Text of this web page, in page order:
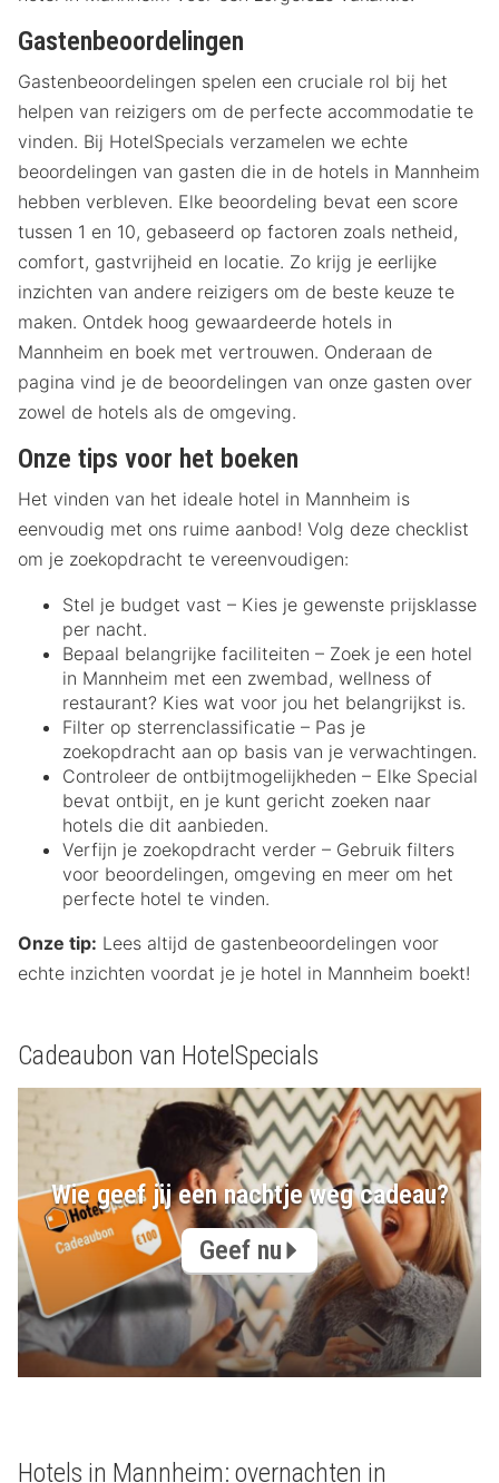
Gastenbeoordelingen
Gastenbeoordelingen spelen een cruciale rol bij het
helpen van reizigers om de perfecte accommodatie te
vinden. Bij HotelSpecials verzamelen we echte
beoordelingen van gasten die in de hotels in Mannheim
hebben verbleven. Elke beoordeling bevat een score
tussen 1 en 10, gebaseerd op factoren zoals netheid,
comfort, gastvrijheid en locatie. Zo krijg je eerlijke
inzichten van andere reizigers om de beste keuze te
maken. Ontdek hoog gewaardeerde hotels in
Mannheim en boek met vertrouwen. Onderaan de
pagina vind je de beoordelingen van onze gasten over
zowel de hotels als de omgeving.
Onze tips voor het boeken
Het vinden van het ideale hotel in Mannheim is
eenvoudig met ons ruime aanbod! Volg deze checklist
om je zoekopdracht te vereenvoudigen:
Stel je budget vast – Kies je gewenste prijsklasse
per nacht.
Bepaal belangrijke faciliteiten – Zoek je een hotel
in Mannheim met een zwembad, wellness of
restaurant? Kies wat voor jou het belangrijkst is.
Filter op sterrenclassificatie – Pas je
zoekopdracht aan op basis van je verwachtingen.
Controleer de ontbijtmogelijkheden – Elke Special
bevat ontbijt, en je kunt gericht zoeken naar
hotels die dit aanbieden.
Verfijn je zoekopdracht verder – Gebruik filters
voor beoordelingen, omgeving en meer om het
perfecte hotel te vinden.
Onze tip: Lees altijd de gastenbeoordelingen voor
echte inzichten voordat je je hotel in Mannheim boekt!
Cadeaubon van HotelSpecials
Wie geef jij een nachtje weg cadeau?
Geef nu
Hotels in Mannheim: overnachten in